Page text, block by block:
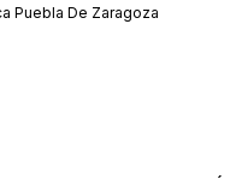
Puebla De Zaragoza